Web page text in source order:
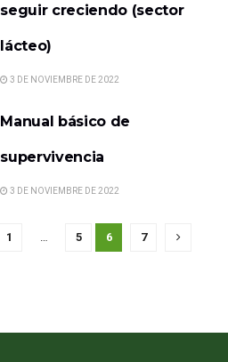
seguir creciendo (sector
lácteo)
3 DE NOVIEMBRE DE 2022
Manual básico de
supervivencia
3 DE NOVIEMBRE DE 2022
1 … 5 6 7